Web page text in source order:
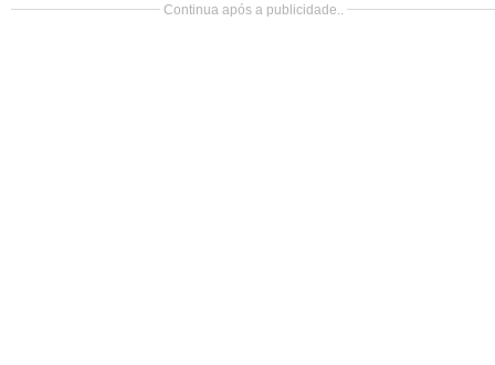
Continua após a publicidade..